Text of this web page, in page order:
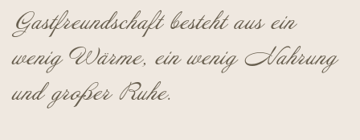
Gastfreundschaft besteht aus ein
wenig Wärme, ein wenig Nahrung
und großer Ruhe.